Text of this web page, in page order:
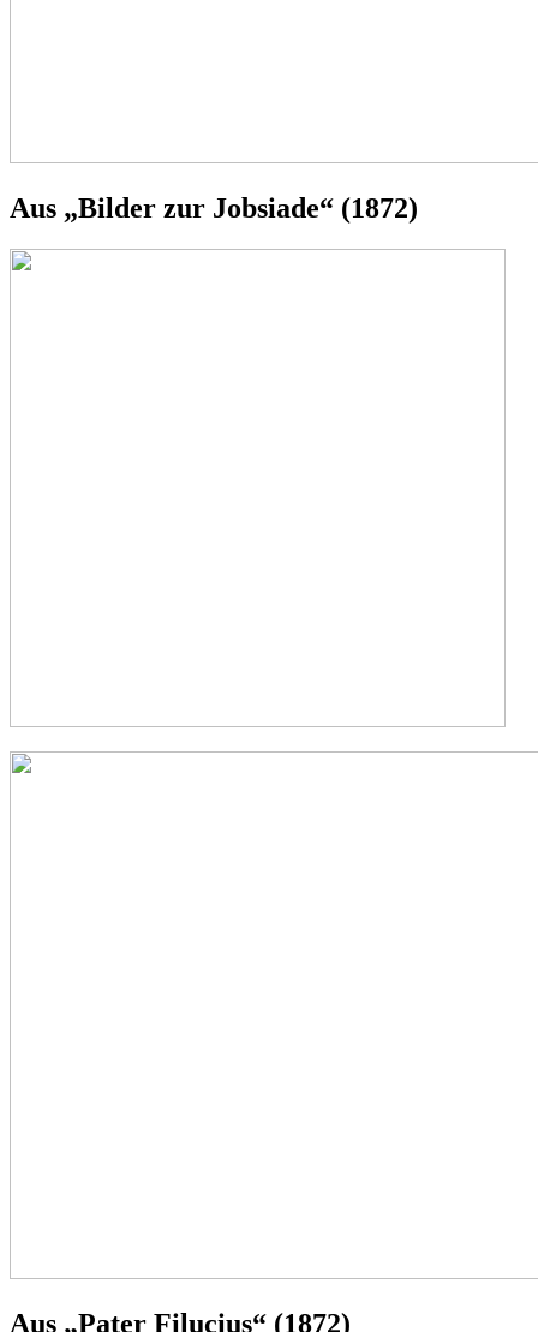
Aus „Bilder zur Jobsiade“ (1872)
Aus „Pater Filucius“ (1872)